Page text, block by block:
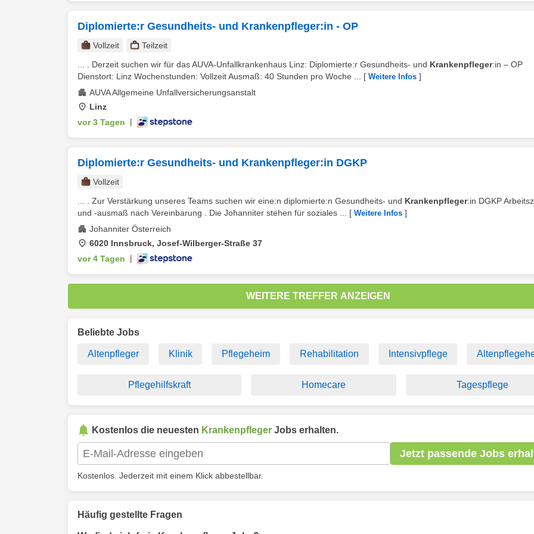
Diplomierte:r Gesundheits- und Krankenpfleger:in - OP
Vollzeit
Teilzeit
... . Derzeit suchen wir für das AUVA-Unfallkrankenhaus Linz: Diplomierte:r Gesundheits- und Krankenpfleger:in – OP
Dienstort: Linz Wochenstunden: Vollzeit Ausmaß: 40 Stunden pro Woche ...
[ Weitere Infos ]
AUVA Allgemeine Unfallversicherungsanstalt
Linz
vor 3 Tagen
Diplomierte:r Gesundheits- und Krankenpfleger:in DGKP
Vollzeit
... . Zur Verstärkung unseres Teams suchen wir eine:n diplomierte:n Gesundheits- und Krankenpfleger:in DGKP
und -ausmaß nach Vereinbarung . Die Johanniter stehen für soziales ...
[ Weitere Infos ]
Johanniter Österreich
6020 Innsbruck, Josef-Wilberger-Straße 37
vor 4 Tagen
WEITERE TREFFER ANZEIGEN
Beliebte Jobs
Altenpfleger Klinik Pflegeheim Rehabilitation Intensivpflege
Pflegehilfskraft Homecare Tagespflege
Kostenlos die neuesten Krankenpfleger Jobs erhalten.
Jetzt passende Jobs
Kostenlos. Jederzeit mit einem Klick abbestellbar.
Häufig gestellte Fragen